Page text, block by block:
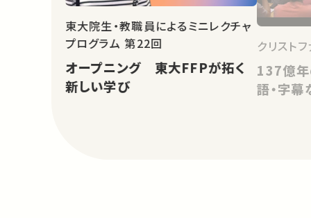
東大院生・教職員によるミニレクチャ
プログラム 第22回
オープニング 東大FFPが拓く
新しい学び
クリスト
137億年
語・字幕